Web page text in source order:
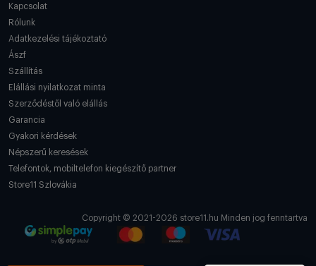
Kapcsolat
Rólunk
Adatkezelési tájékoztató
Ászf
Szállítás
Elállási nyilatkozat minta
Szerződéstől való elállás
Garancia
Gyakori kérdések
Népszerű keresések
Telefontok, mobiltelefon kiegészítő partner
Store11 Szlovákia
Copyright © 2021-2026 store11.hu Minden jog fenntartva